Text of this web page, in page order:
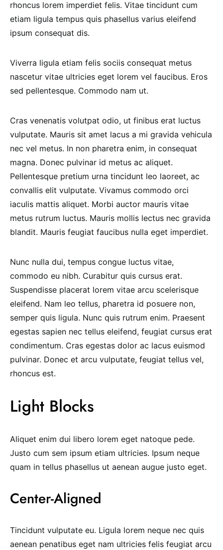
rhoncus lorem imperdiet felis. Vitae tincidunt cum
etiam ligula tempus quis phasellus varius eleifend
ipsum consequat dis.
Viverra ligula etiam felis sociis consequat metus
nascetur vitae ultricies eget lorem vel faucibus. Eros
sed pellentesque. Commodo nam ut.
Cras venenatis volutpat odio, ut finibus erat luctus
vulputate. Mauris sit amet lacus a mi gravida vehicula
nec vel metus. In non pharetra enim, in consequat
magna. Donec pulvinar id metus ac aliquet.
Pellentesque pretium urna tincidunt leo laoreet, ac
convallis elit vulputate. Vivamus commodo orci
iaculis mattis aliquet. Morbi auctor mauris vitae
metus rutrum luctus. Mauris mollis lectus nec gravida
blandit. Mauris feugiat faucibus nulla eget imperdiet.
Nunc nulla dui, tempus congue luctus vitae,
commodo eu nibh. Curabitur quis cursus erat.
Suspendisse placerat lorem vitae arcu scelerisque
eleifend. Nam leo tellus, pharetra id posuere non,
semper quis ligula. Nunc quis rutrum enim. Praesent
egestas sapien nec tellus eleifend, feugiat cursus erat
condimentum. Cras egestas dolor ac lacus euismod
pulvinar. Donec et arcu vulputate, feugiat tellus vel,
rhoncus est.
Light Blocks
Aliquet enim dui libero lorem eget natoque pede.
Justo cum sem ipsum etiam ultricies. Ipsum neque
quam in tellus phasellus ut aenean augue justo eget.
Center-Aligned
Tincidunt vulputate eu. Ligula lorem neque nec quis
aenean penatibus eget nam ultricies felis feugiat arcu